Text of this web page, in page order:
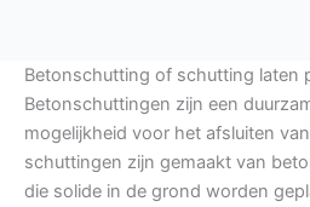
Betonschutting of schutting laten
Betonschuttingen zijn een
mogelijkheid voor het afsluiten
schuttingen zijn gemaakt van
die solide in de grond worden